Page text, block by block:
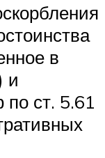
в
и
ст. 5.61